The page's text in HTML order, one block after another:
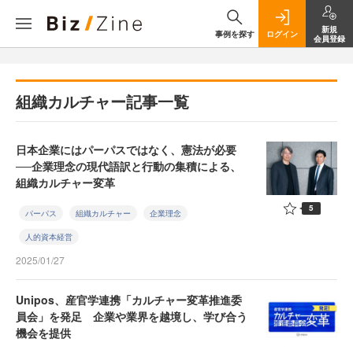
事例を探す ログイン
新規
会員登録
組織カルチャー記事一覧
日本企業にはパーパスではなく、憲法が必要
──企業理念の現代語訳と行動の集積による、
組織カルチャー変革
パーパス 組織カルチャー 企業理念
人的資本経営
2025/01/27
5
Unipos、産官学連携「カルチャー変革推進委
員会」を発足 企業や業界を越境し、学び合う
機会を提供